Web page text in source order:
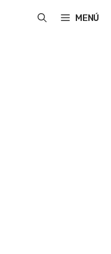
MENÚ